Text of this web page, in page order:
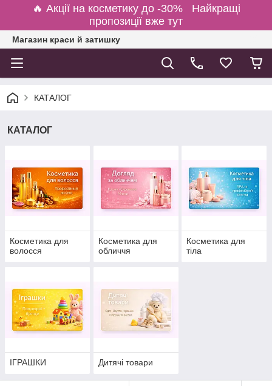
🔥 Акції на косметику до -30% Найкращі
пропозиції вже тут
Магазин краси й затишку
КАТАЛОГ
КАТАЛОГ
Косметика для
волосся
Косметика для
обличчя
Косметика для
тіла
ІГРАШКИ Дитячі товари